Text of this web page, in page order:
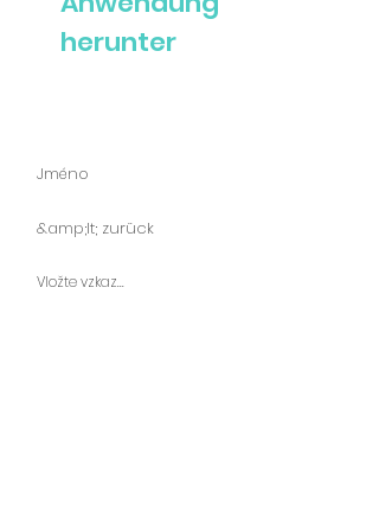
herunter